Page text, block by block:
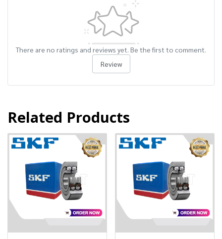
There are no ratings and reviews yet. Be the first to comment.
Review
Related Products